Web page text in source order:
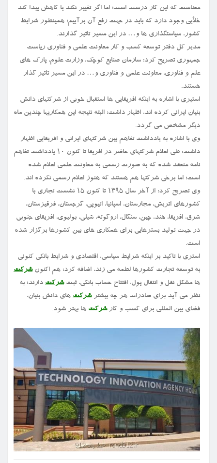
معناست که این کار درست است؛ اما اگر تغییر نکند یا کاهش پیدا کند
خلأیی وجود دارد که باید در جهت رفع آن برآییم؛ همینطور شرایط
کشور، سیاستگذاری ها و… در این مسیر تاثیر گذارند.
مدیر کل دفتر توسعه کسب و کار معاونت علمی و فناوری ریاست
جمهوری تصریح کرد: سازمان صنایع کوچک، وزارت علوم، پارک های
علم و فناوری، معاونت علمی و فناوری و… در این مسیر تاثیر گذار
هستند.
استیری با اشاره به اینکه افریقایی ها استقبال خوبی از شرکتهای دانش
بنیان ایرانی کرده اند، اظهار داشت: البته نتیجه این همکاریها چندین ماه
دیگر مشخص می گردد.
وی با اشاره به یادداشت تفاهم بین شرکتهای ایرانی و افریقایی اظهار
داشت: طی اعلام شرکتهای حاضر در افریقا تا کنون ۱۰ یادداشت تفاهم
نامه منعقد شده که به صورت رسمی به معاونت علمی اعلام شده
است؛ اما برخی شرکتها هم هستند که هنوز اعلام رسمی نکرده اند.
وی تصریح کرد: از آخر سال ۱۳۹۵ تا کنون ۱۵ نشست تجاری با
کشورهای اتریش، مجارستان، اسپانیا، اتیوپی، گرجستان، قرقیزستان،
شرق، افریقا، هند، چین، سنگال، اروگوئه، شیلی، بولیوی، افریقای جنوبی
در جهت تولید بسترهایی برای همکاری های بین کشورها برگزار شده
است.
استری با تاکید بر اینکه شرایط سیاسی، اقتصادی و شرایط بانکی کنونی
به توسعه تجارت کشورها لطمه می زند، اضافه کرد: هم اکنونشرکت
ها مشکل نقل و انتقال پول، افتتاح حساب بانکی، ثبتشرکت دارند؛ به
نظر می آید برای صادرات هر چه بیشترشرکت های دانش بنیان،
فضای بین المللی برای کسب و کارشرکت ها بهتر شود.